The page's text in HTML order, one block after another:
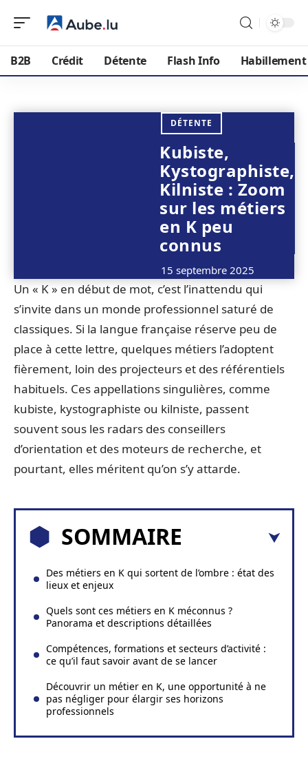
B2B Crédit Détente Flash Info Habillement
DÉTENTE
Kubiste,
Kystographiste,
Kilniste : Zoom
sur les métiers
en K peu
connus
15 septembre 2025
Un « K » en début de mot, c’est l’inattendu qui
s’invite dans un monde professionnel saturé de
classiques. Si la langue française réserve peu de
place à cette lettre, quelques métiers l’adoptent
fièrement, loin des projecteurs et des référentiels
habituels. Ces appellations singulières, comme
kubiste, kystographiste ou kilniste, passent
souvent sous les radars des conseillers
d’orientation et des moteurs de recherche, et
pourtant, elles méritent qu’on s’y attarde.
SOMMAIRE
Des métiers en K qui sortent de l’ombre : état des
lieux et enjeux
Quels sont ces métiers en K méconnus ?
Panorama et descriptions détaillées
Compétences, formations et secteurs d’activité :
ce qu’il faut savoir avant de se lancer
Découvrir un métier en K, une opportunité à ne
pas négliger pour élargir ses horizons
professionnels